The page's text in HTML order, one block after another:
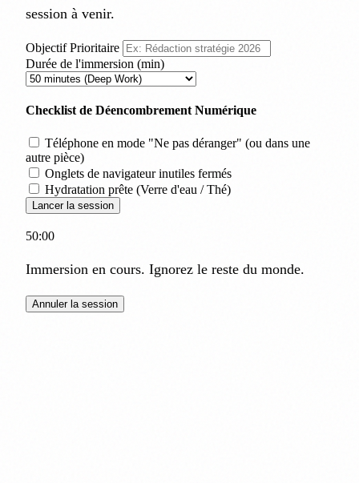
session à venir.
Objectif Prioritaire
Durée de l'immersion (min)
Checklist de Déencombrement Numérique
Téléphone en mode "Ne pas déranger" (ou dans une
autre pièce)
Onglets de navigateur inutiles fermés
Hydratation prête (Verre d'eau / Thé)
Lancer la session
50:00
Immersion en cours. Ignorez le reste du monde.
Annuler la session